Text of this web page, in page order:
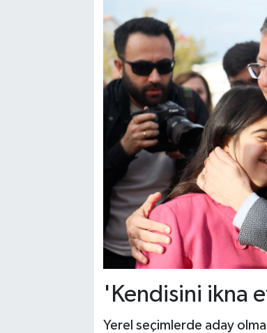
'Kendisini ikna
Yerel seçimlerde aday